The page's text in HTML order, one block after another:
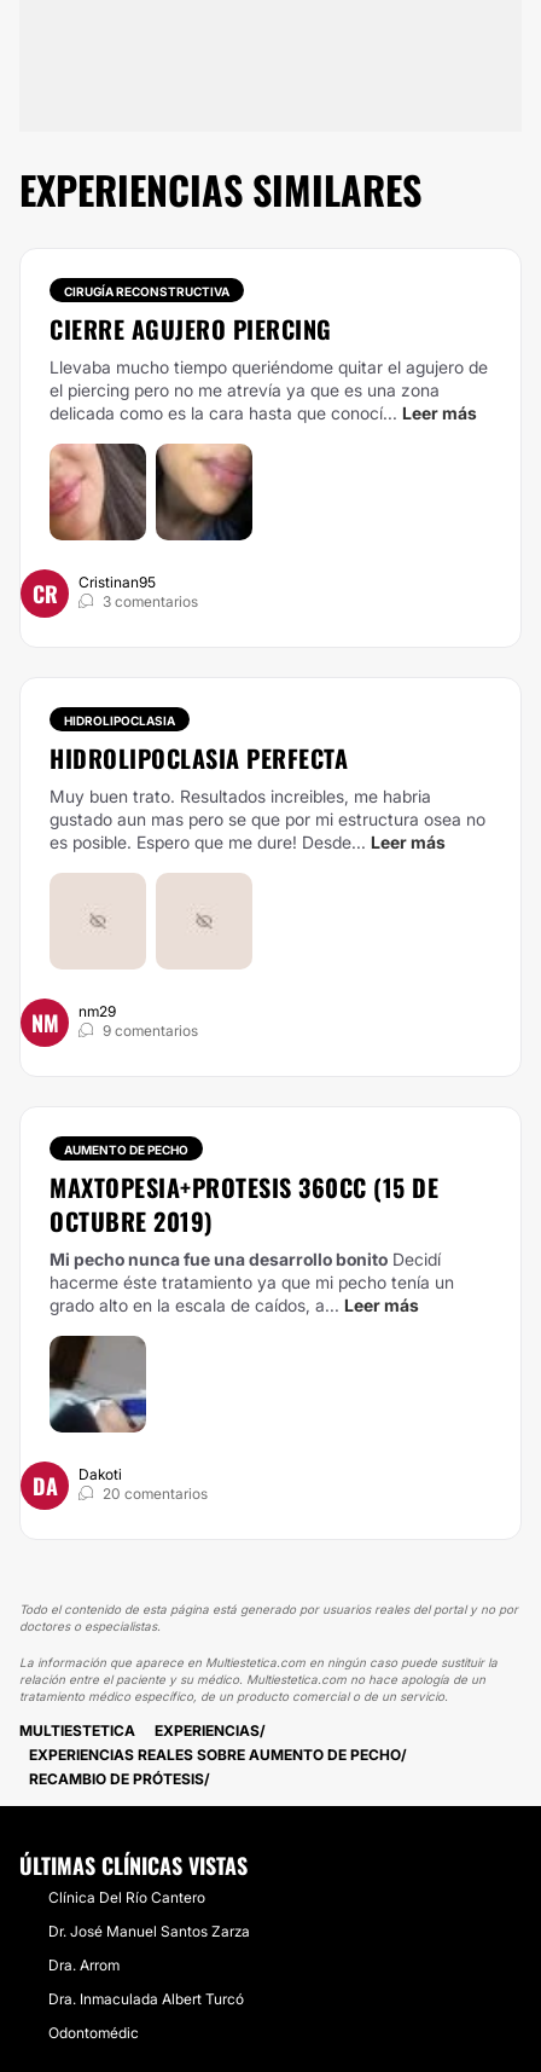
EXPERIENCIAS SIMILARES
CIRUGÍA RECONSTRUCTIVA
CIERRE AGUJERO PIERCING
Llevaba mucho tiempo queriéndome quitar el agujero de
el piercing pero no me atrevía ya que es una zona
delicada como es la cara hasta que conocí... Leer más
CR
Cristinan95
3 comentarios
HIDROLIPOCLASIA
HIDROLIPOCLASIA PERFECTA
Muy buen trato. Resultados increibles, me habria
gustado aun mas pero se que por mi estructura osea no
es posible. Espero que me dure! Desde... Leer más
NM
nm29
9 comentarios
AUMENTO DE PECHO
MAXTOPESIA+PROTESIS 360CC (15 DE
OCTUBRE 2019)
Mi pecho nunca fue una desarrollo bonito Decidí
hacerme éste tratamiento ya que mi pecho tenía un
grado alto en la escala de caídos, a... Leer más
DA
Dakoti
20 comentarios
Todo el contenido de esta página está generado por usuarios reales del portal y no por
doctores o especialistas.
La información que aparece en Multiestetica.com en ningún caso puede sustituir la
relación entre el paciente y su médico. Multiestetica.com no hace apología de un
tratamiento médico específico, de un producto comercial o de un servicio.
MULTIESTETICA
EXPERIENCIAS
EXPERIENCIAS REALES SOBRE AUMENTO DE PECHO
RECAMBIO DE PRÓTESIS
ÚLTIMAS CLÍNICAS VISTAS
Clínica Del Río Cantero
Dr. José Manuel Santos Zarza
Dra. Arrom
Dra. Inmaculada Albert Turcó
Odontomédic